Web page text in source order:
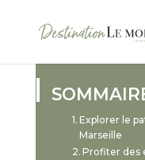
Explorer le
Marseille
Profiter des